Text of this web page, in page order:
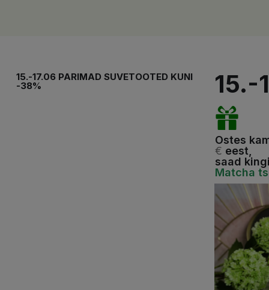
15.-17.06 PARIMAD SUVETOOTED KUNI
-38% 15.-
Ostes
€ eest,
saad
Matcha